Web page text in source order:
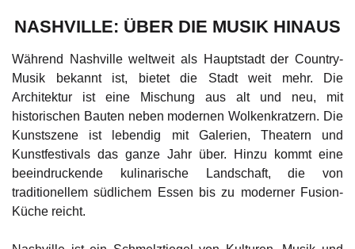
NASHVILLE: ÜBER DIE MUSIK HINAUS
Während Nashville weltweit als Hauptstadt der Country-
Musik bekannt ist, bietet die Stadt weit mehr. Die
Architektur ist eine Mischung aus alt und neu, mit
historischen Bauten neben modernen Wolkenkratzern. Die
Kunstszene ist lebendig mit Galerien, Theatern und
Kunstfestivals das ganze Jahr über. Hinzu kommt eine
beeindruckende kulinarische Landschaft, die von
traditionellem südlichem Essen bis zu moderner Fusion-
Küche reicht.